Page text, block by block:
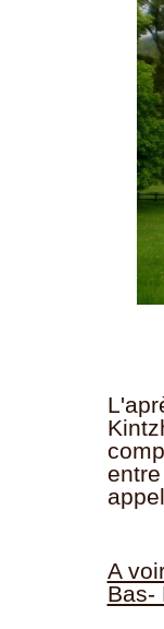
A
Bas-